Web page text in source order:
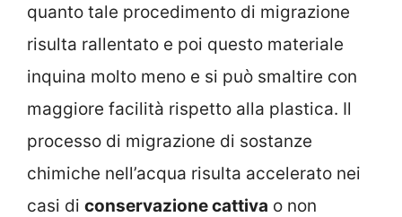
quanto tale procedimento di migrazione
risulta rallentato e poi questo materiale
inquina molto meno e si può smaltire con
maggiore facilità rispetto alla plastica. Il
processo di migrazione di sostanze
chimiche nell’acqua risulta accelerato nei
casi di conservazione cattiva o non